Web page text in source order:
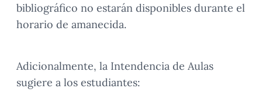
bibliográfico no estarán disponibles durante el
horario de amanecida.
Adicionalmente, la Intendencia de Aulas
sugiere a los estudiantes: